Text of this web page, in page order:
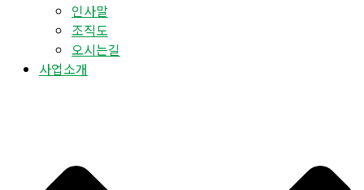
인사말
조직도
오시는길
사업소개